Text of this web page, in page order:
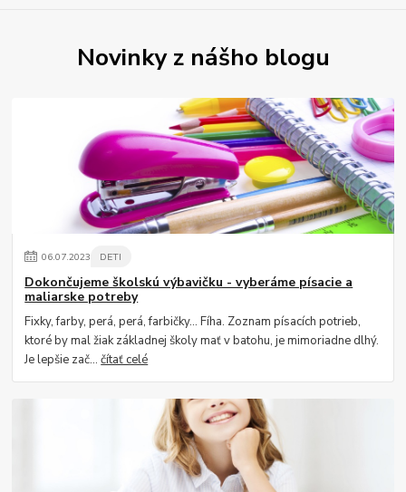
Novinky z nášho blogu
06.07.2023 DETI
Dokončujeme školskú výbavičku - vyberáme písacie a
maliarske potreby
Fixky, farby, perá, perá, farbičky... Fíha. Zoznam písacích potrieb,
ktoré by mal žiak základnej školy mať v batohu, je mimoriadne dlhý.
Je lepšie zač...čítať celé